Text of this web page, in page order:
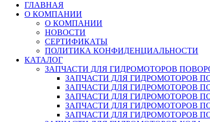
ГЛАВНАЯ
О КОМПАНИИ
О КОМПАНИИ
НОВОСТИ
СЕРТИФИКАТЫ
ПОЛИТИКА КОНФИДЕНЦИАЛЬНОСТИ
КАТАЛОГ
ЗАПЧАСТИ ДЛЯ ГИДРОМОТОРОВ
ЗАПЧАСТИ ДЛЯ ГИДРОМОТОРОВ
ЗАПЧАСТИ ДЛЯ ГИДРОМОТОРОВ
ЗАПЧАСТИ ДЛЯ ГИДРОМОТОРОВ
ЗАПЧАСТИ ДЛЯ ГИДРОМОТОРОВ
ЗАПЧАСТИ ДЛЯ ГИДРОМОТОРОВ